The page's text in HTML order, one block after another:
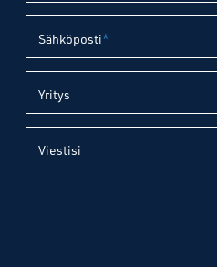
Sähköposti*
Yritys
Viestisi